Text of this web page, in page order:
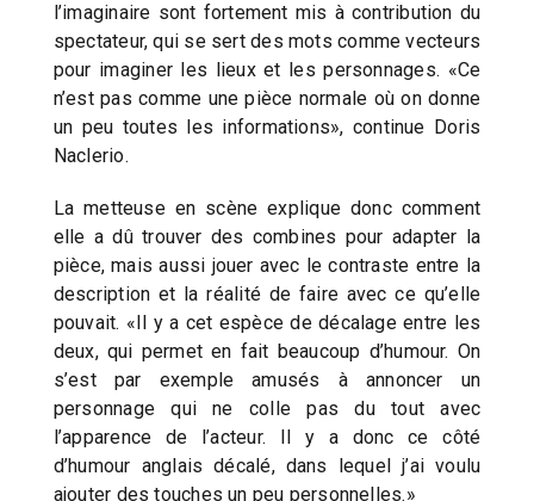
l’imaginaire sont fortement mis à contribution du
spectateur, qui se sert des mots comme vecteurs
pour imaginer les lieux et les personnages. «Ce
n’est pas comme une pièce normale où on donne
un peu toutes les informations», continue Doris
Naclerio.
La metteuse en scène explique donc comment
elle a dû trouver des combines pour adapter la
pièce, mais aussi jouer avec le contraste entre la
description et la réalité de faire avec ce qu’elle
pouvait. «Il y a cet espèce de décalage entre les
deux, qui permet en fait beaucoup d’humour. On
s’est par exemple amusés à annoncer un
personnage qui ne colle pas du tout avec
l’apparence de l’acteur. Il y a donc ce côté
d’humour anglais décalé, dans lequel j’ai voulu
ajouter des touches un peu personnelles.»